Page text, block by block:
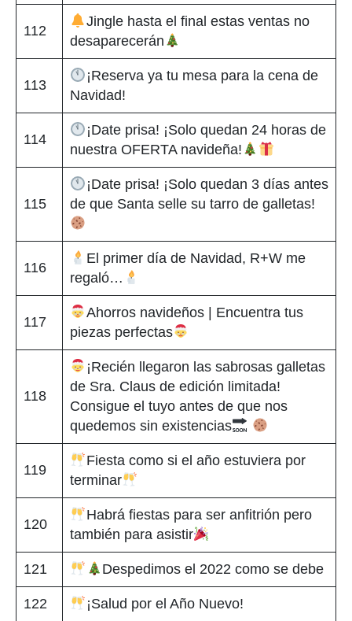
112
Jingle hasta el final estas ventas no
desaparecerán
113
¡Reserva ya tu mesa para la cena de
Navidad!
114
¡Date prisa! ¡Solo quedan 24 horas de
nuestra OFERTA navideña!
115
¡Date prisa! ¡Solo quedan 3 días antes
de que Santa selle su tarro de galletas!
116
El primer día de Navidad, R+W me
regaló…
117
Ahorros navideños | Encuentra tus
piezas perfectas
118
¡Recién llegaron las sabrosas galletas
de Sra. Claus de edición limitada!
Consigue el tuyo antes de que nos
quedemos sin existencias
119
Fiesta como si el año estuviera por
terminar
120
Habrá fiestas para ser anfitrión pero
también para asistir
121 Despedimos el 2022 como se debe
122 ¡Salud por el Año Nuevo!